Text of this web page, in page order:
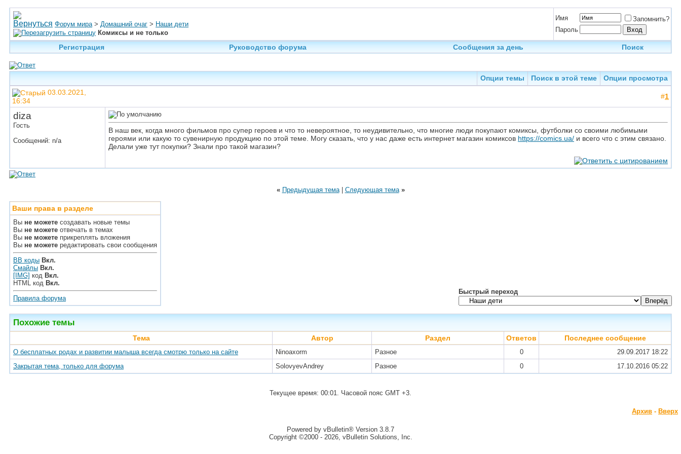
Форум мира > Домашний очаг > Наши дети
Комиксы и не только
Имя
Запомнить?
Пароль
Регистрация Руководство форума Сообщения за день Поиск
Опции темы Поиск в этой теме
Опции просмотра
03.03.2021,
16:34
#1
diza
Гость
Сообщений: n/a
В наш век, когда много фильмов про супер героев и что то невероятное, то неудивительно, что многие люди покупают комиксы, футболки со своими любимыми
героями или какую то сувенирную продукцию по этой теме. Могу сказать, что у нас даже есть интернет магазин комиксов https://comics.ua/ и всего что с этим связано.
Делали уже тут покупки? Знали про такой магазин?
« Предыдущая тема| Следующая тема »
Ваши права в разделе
Вы не можете создавать новые темы
Вы не можете отвечать в темах
Вы не можете прикреплять вложения
Вы не можете редактировать свои сообщения
BB коды Вкл.
Смайлы Вкл.
[IMG] код Вкл.
HTML код Вкл.
Правила форума
Быстрый переход
Похожие темы
Тема Автор Раздел Ответов Последнее сообщение
О бесплатных родах и развитии малыша всегда смотрю только на сайте Ninoaxorm Разное 0 29.09.2017 18:22
Закрытая тема, только для форума
SolovyevAndrey Разное 0 17.10.2016 05:22
Текущее время: 00:01. Часовой пояс GMT +3.
Архив - Вверх
Powered by vBulletin® Version 3.8.7
Copyright ©2000 - 2026, vBulletin Solutions, Inc.